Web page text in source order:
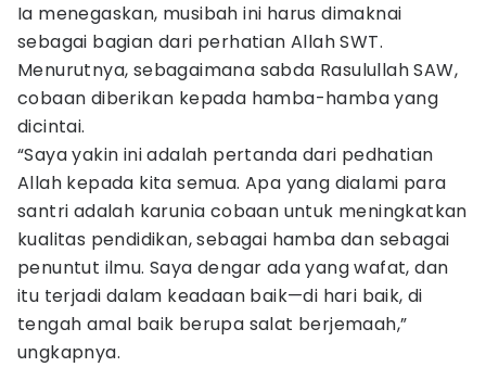
Ia menegaskan, musibah ini harus dimaknai
sebagai bagian dari perhatian Allah SWT.
Menurutnya, sebagaimana sabda Rasulullah SAW,
cobaan diberikan kepada hamba-hamba yang
dicintai.
“Saya yakin ini adalah pertanda dari pedhatian
Allah kepada kita semua. Apa yang dialami para
santri adalah karunia cobaan untuk meningkatkan
kualitas pendidikan, sebagai hamba dan sebagai
penuntut ilmu. Saya dengar ada yang wafat, dan
itu terjadi dalam keadaan baik—di hari baik, di
tengah amal baik berupa salat berjemaah,”
ungkapnya.